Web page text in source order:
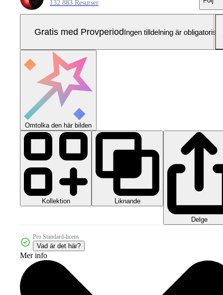
132 883 Resurser
Gratis med ProvperiodIngen tilldelning är obligatorisk
Omtolka den här bilden
Kollektion Liknande
Delge
Pro Standard-licens
Vad är det här?
Mer info